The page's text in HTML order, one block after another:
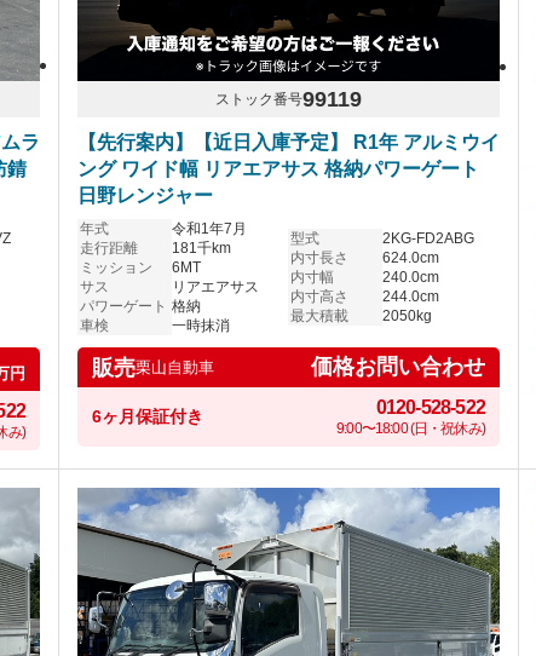
ラ
錆
円
み)
ストック番号99119
【先行案内】【近日入庫予定】 R1年 アルミウイ
ング ワイド幅 リアエアサス 格納パワーゲート
日野レンジャー
年式
令和1年7月
走行距離
181千km
ミッション
6MT
サス
リアエアサス
パワーゲート 格納
車検
一時抹消
型式
2KG-FD2ABG
内寸長さ
624.0cm
内寸幅
240.0cm
内寸高さ
244.0cm
最大積載
2050kg
販売栗山自動車 価格お問い合わせ
6ヶ月保証付き 0120-528-522
9:00〜18:00 (日・祝休み)